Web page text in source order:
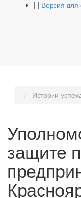
| | Версия для
Истории
защите